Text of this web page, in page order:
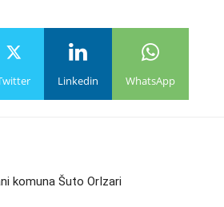
Linkedin WhatsApp
komuna Šuto OrIzari